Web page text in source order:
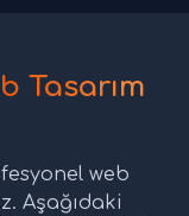
Tasarım
web
Aşağıdaki